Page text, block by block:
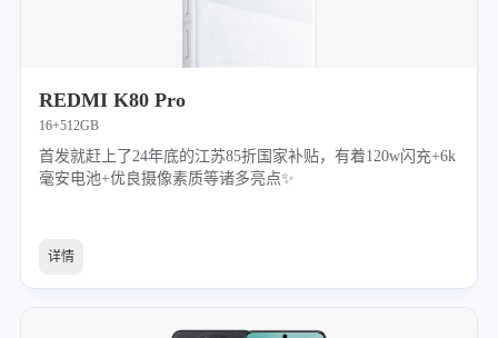
REDMI K80 Pro
16+512GB
首发就赶上了24年底的江苏85折国家补贴，有着120w闪充+6k
毫安电池+优良摄像素质等诸多亮点✨
详情